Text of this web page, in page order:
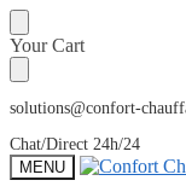
Sauter
à
la
navigation
Skip
to
content
Your Cart
solutions@confort-
Chat/Direct 24h/24
MENU